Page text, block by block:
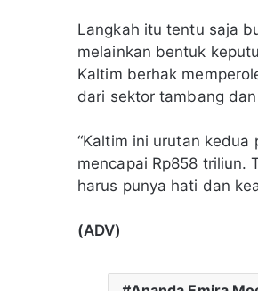
Langkah itu tentu saja
melainkan bentuk
Kaltim berhak
dari sektor tambang
“Kaltim ini urutan kedua
mencapai Rp858 triliun.
harus punya hati dan
(ADV)